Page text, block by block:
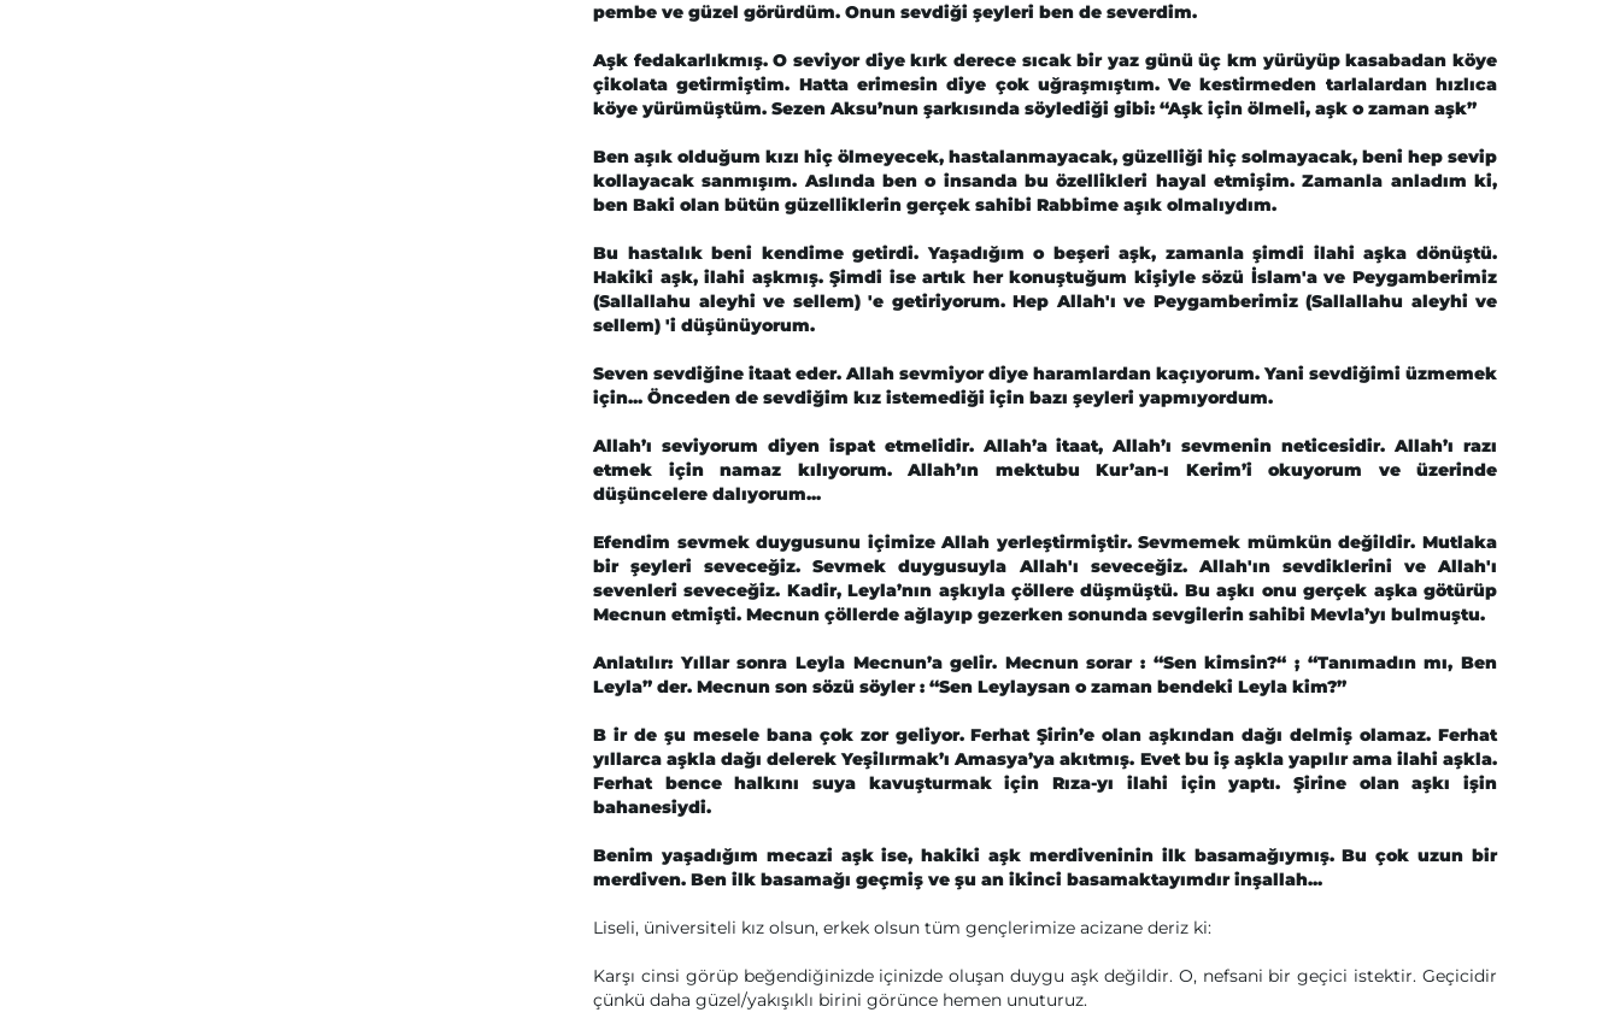
pembe ve güzel görürdüm. Onun sevdiği şeyleri ben de severdim.
Aşk fedakarlıkmış. O seviyor diye kırk derece sıcak bir yaz günü üç km yürüyüp kasabadan köye
çikolata getirmiştim. Hatta erimesin diye çok uğraşmıştım. Ve kestirmeden tarlalardan hızlıca
köye yürümüştüm. Sezen Aksu’nun şarkısında söylediği gibi: “Aşk için ölmeli, aşk o zaman aşk”
Ben aşık olduğum kızı hiç ölmeyecek, hastalanmayacak, güzelliği hiç solmayacak, beni hep sevip
kollayacak sanmışım. Aslında ben o insanda bu özellikleri hayal etmişim. Zamanla anladım ki,
ben Baki olan bütün güzelliklerin gerçek sahibi Rabbime aşık olmalıydım.
Bu hastalık beni kendime getirdi. Yaşadığım o beşeri aşk, zamanla şimdi ilahi aşka dönüştü.
Hakiki aşk, ilahi aşkmış. Şimdi ise artık her konuştuğum kişiyle sözü İslam'a ve Peygamberimiz
(Sallallahu aleyhi ve sellem) 'e getiriyorum. Hep Allah'ı ve Peygamberimiz (Sallallahu aleyhi ve
sellem) 'i düşünüyorum.
Seven sevdiğine itaat eder. Allah sevmiyor diye haramlardan kaçıyorum. Yani sevdiğimi üzmemek
için... Önceden de sevdiğim kız istemediği için bazı şeyleri yapmıyordum.
Allah’ı seviyorum diyen ispat etmelidir. Allah’a itaat, Allah’ı sevmenin neticesidir. Allah’ı razı
etmek için namaz kılıyorum. Allah’ın mektubu Kur’an-ı Kerim’i okuyorum ve üzerinde
düşüncelere dalıyorum...
Efendim sevmek duygusunu içimize Allah yerleştirmiştir. Sevmemek mümkün değildir. Mutlaka
bir şeyleri seveceğiz. Sevmek duygusuyla Allah'ı seveceğiz. Allah'ın sevdiklerini ve Allah'ı
sevenleri seveceğiz. Kadir, Leyla’nın aşkıyla çöllere düşmüştü. Bu aşkı onu gerçek aşka götürüp
Mecnun etmişti. Mecnun çöllerde ağlayıp gezerken sonunda sevgilerin sahibi Mevla’yı bulmuştu.
Anlatılır: Yıllar sonra Leyla Mecnun’a gelir. Mecnun sorar : “Sen kimsin?“ ; “Tanımadın mı, Ben
Leyla” der. Mecnun son sözü söyler : “Sen Leylaysan o zaman bendeki Leyla kim?”
B ir de şu mesele bana çok zor geliyor. Ferhat Şirin’e olan aşkından dağı delmiş olamaz. Ferhat
yıllarca aşkla dağı delerek Yeşilırmak’ı Amasya’ya akıtmış. Evet bu iş aşkla yapılır ama ilahi aşkla.
Ferhat bence halkını suya kavuşturmak için Rıza-yı ilahi için yaptı. Şirine olan aşkı işin
bahanesiydi.
Benim yaşadığım mecazi aşk ise, hakiki aşk merdiveninin ilk basamağıymış. Bu çok uzun bir
merdiven. Ben ilk basamağı geçmiş ve şu an ikinci basamaktayımdır inşallah...
Liseli, üniversiteli kız olsun, erkek olsun tüm gençlerimize acizane deriz ki:
Karşı cinsi görüp beğendiğinizde içinizde oluşan duygu aşk değildir. O, nefsani bir geçici istektir. Geçicidir
çünkü daha güzel/yakışıklı birini görünce hemen unuturuz.